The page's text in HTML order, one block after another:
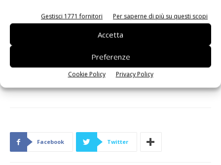
Gestisci 1771 fornitori Per saperne di più su questi scopi
Accetta
Preferenze
Cookie Policy Privacy Policy
completo è confermata sia nell’hardware che nel software
Con le risposte a queste domande, i progettisti possono
specificare gli alimentatori a controllo digitale con la
confidenza e i vantaggi ottenuti dalle funzionalità avanzate
e gli ottimi livelli di efficienza dati dal controllo digitale.
Facebook Twitter